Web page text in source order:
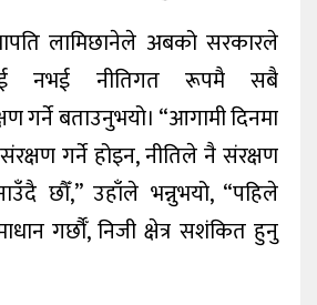
लामिछानेले अबको सरकारले
नभई नीतिगत रूपमै सबै
गर्ने बताउनुभयो। “आगामी दिनमा
गर्ने होइन, नीतिले नै संरक्षण
छौँ,” उहाँले भन्नुभयो, “पहिले
गर्छौँ, निजी क्षेत्र सशंकित हुनु